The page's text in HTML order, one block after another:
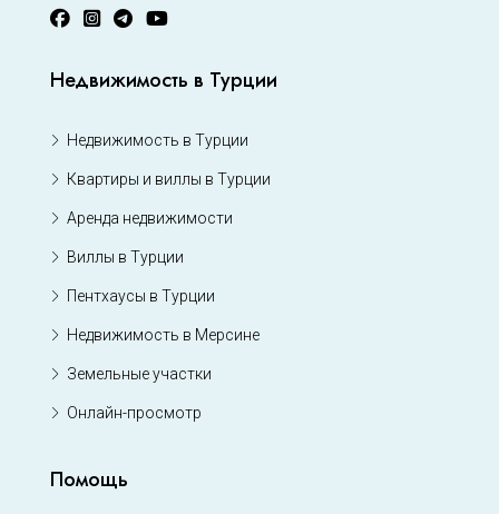
Недвижимость в Турции
Недвижимость в Турции
Квартиры и виллы в Турции
Аренда недвижимости
Виллы в Турции
Пентхаусы в Турции
Недвижимость в Мерсине
Земельные участки
Онлайн-просмотр
Помощь